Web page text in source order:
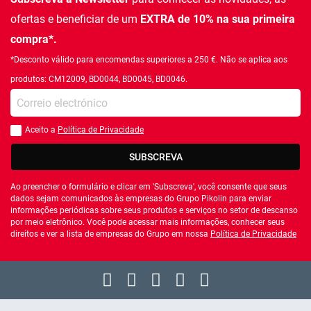
ofertas e beneficiar de um EXTRA de 10% na sua primeira
compra*.
*Desconto válido para encomendas superiores a 250 €. Não se aplica aos
produtos: CM12009, BD0044, BD0045, BD0046.
Introduza o seu email
Você deve aceitar a política de privacidade
Aceito a Política de Privacidade
SUBSCREVA
Ao preencher o formulário e clicar em 'Subscreva', você consente que seus
dados sejam comunicados às empresas do Grupo Pikolin para enviar
informações periódicas sobre seus produtos e serviços no setor de descanso
por meio eletrônico. Você pode acessar mais informações, conhecer seus
direitos e ver a lista de empresas do Grupo em nossa Política de Privacidade